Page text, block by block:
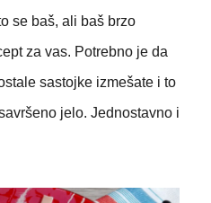
se baš, ali baš brzo
za vas. Potrebno je da
sastojke izmešate i to
jelo. Jednostavno i